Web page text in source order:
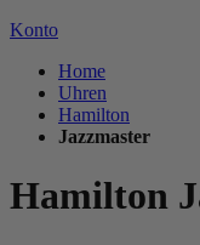
Konto
Home
Uhren
Hamilton
Jazzmaster
Hamilton